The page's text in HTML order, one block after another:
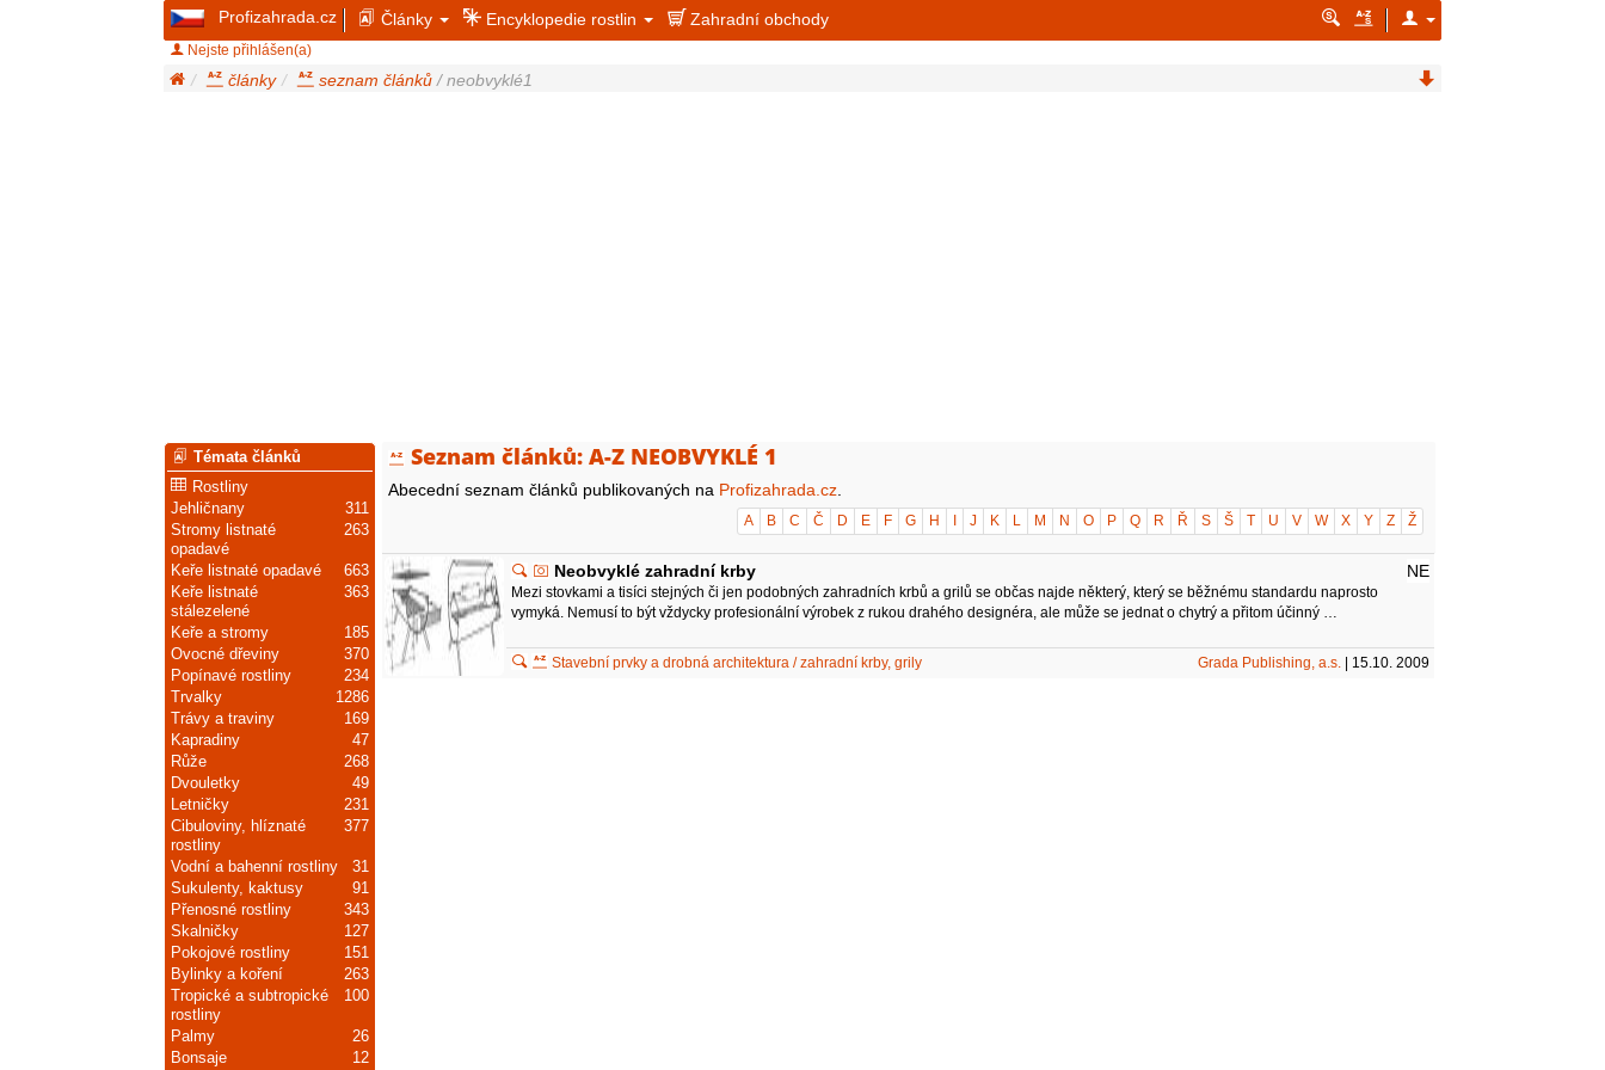
Profizahrada.cz Články Encyklopedie rostlin Zahradní obchody
Nejste přihlášen(a)
články seznam článků / neobvyklé1
Seznam článků: A-Z NEOBVYKLÉ 1
Abecední seznam článků publikovaných na Profizahrada.cz
A B C Č D E F G H J K L M N O P Q R Ř S Š T U V W X Y Z Ž
Neobvyklé zahradní krby NE
Mezi stovkami a tisíci stejných či jen podobných zahradních krbů a grilů se občas najde některý, který se běžnému standardu naprosto
vymyká. Nemusí to být vždycky profesionální výrobek z rukou drahého designéra, ale může se jednat o chytrý a přitom účinný …
Grada Publishing, a.s. | 15.10. 2009
Stavební prvky a drobná architektura / zahradní krby, grily
Témata článků
Rostliny
311
Jehličnany
263
Stromy listnaté
opadavé
663
Keře listnaté opadavé
363
Keře listnaté
stálezelené
185
Keře a stromy
370
Ovocné dřeviny
234
Popínavé rostliny
1286
Trvalky
169
Trávy a traviny
47
Kapradiny
268
Růže
49
Dvouletky
231
Letničky
377
Cibuloviny, hlíznaté
rostliny
31
Vodní a bahenní rostliny
91
Sukulenty, kaktusy
343
Přenosné rostliny
127
Skalničky
151
Pokojové rostliny
263
Bylinky a koření
100
Tropické a subtropické
rostliny
26
Palmy
12
Bonsaje